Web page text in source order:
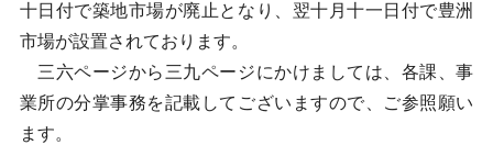
十日付で築地市場が廃止となり、翌十月十一日付で豊洲
市場が設置されております。
三六ページから三九ページにかけましては、各課、事
業所の分掌事務を記載してございますので、ご参照願い
ます。